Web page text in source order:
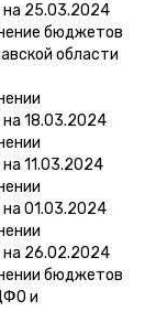
на 25.03.2024
бюджетов
области
18.03.2024
11.03.2024
01.03.2024
на 26.02.2024
бюджетов
и